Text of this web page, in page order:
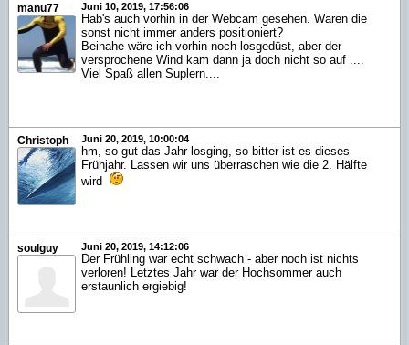
manu77 Juni 10, 2019, 17:56:06
Hab's auch vorhin in der Webcam gesehen. Waren die
sonst nicht immer anders positioniert?
Beinahe wäre ich vorhin noch losgedüst, aber der
versprochene Wind kam dann ja doch nicht so auf ....
Viel Spaß allen Suplern....
Christoph Juni 20, 2019, 10:00:04
hm, so gut das Jahr losging, so bitter ist es dieses
Frühjahr. Lassen wir uns überraschen wie die 2. Hälfte
wird
soulguy Juni 20, 2019, 14:12:06
Der Frühling war echt schwach - aber noch ist nichts
verloren! Letztes Jahr war der Hochsommer auch
erstaunlich ergiebig!